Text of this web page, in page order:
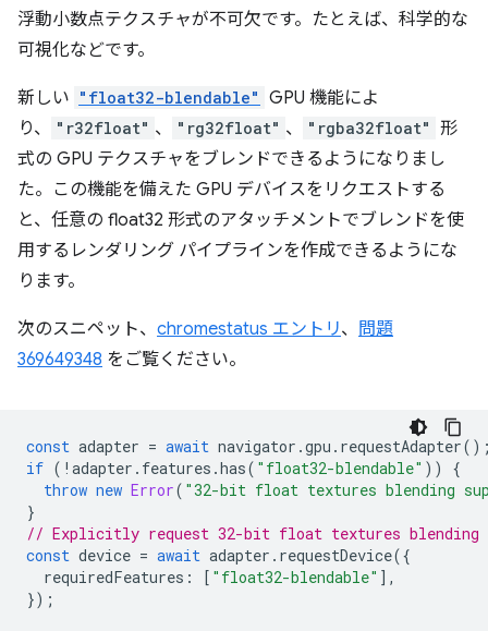
浮動小数点テクスチャが不可欠です。たとえば、科学的な
可視化などです。
新しい "float32-blendable" GPU 機能によ
り、
"r32float" 、 "rg32float" 、 "rgba32float" 形
式の GPU テクスチャをブレンドできるようになりまし
た。この機能を備えた GPU デバイスをリクエストする
と、任意の float32 形式のアタッチメントでブレンドを使
用するレンダリング パイプラインを作成できるようにな
ります。
次のスニペット、 chromestatus エントリ、 問題
369649348 をご覧ください。
const adapter = await navigator .gpu . requestAdapter
if ( ! adapter . features .has( "float32-blendable" ))
{
throw new Error( "32-bit float textures blending
}
// Explicitly request 32-bit float textures blending
const device = await adapter . requestDevice({
requiredFeatures : [ "float32-blendable" ],
});